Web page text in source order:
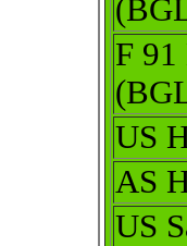
F 91
US
AS
US